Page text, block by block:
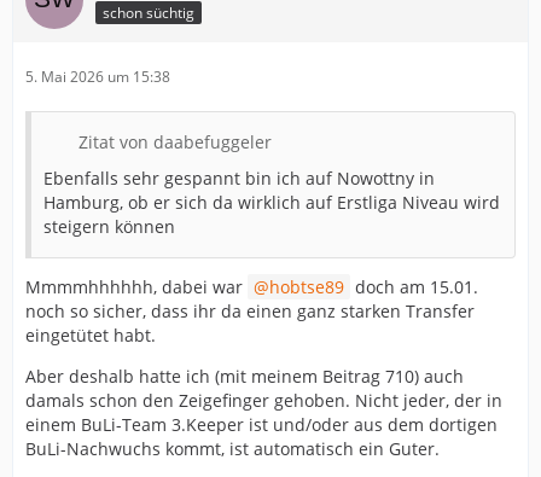
schon süchtig
5. Mai 2026 um 15:38
Zitat von daabefuggeler
Ebenfalls sehr gespannt bin ich auf Nowottny in
Hamburg, ob er sich da wirklich auf Erstliga Niveau wird
steigern können
Mmmmhhhhhh, dabei war hobtse89 doch am 15.01.
noch so sicher, dass ihr da einen ganz starken Transfer
eingetütet habt.
Aber deshalb hatte ich (mit meinem Beitrag 710) auch
damals schon den Zeigefinger gehoben. Nicht jeder, der in
einem BuLi-Team 3.Keeper ist und/oder aus dem dortigen
BuLi-Nachwuchs kommt, ist automatisch ein Guter.